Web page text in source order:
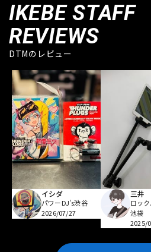
IKEBE STAFF
REVIEWS
DTMのレビュー
イシダ
パワーDJ's渋谷
2026/07/27
三井
ロッ
池袋
2025/